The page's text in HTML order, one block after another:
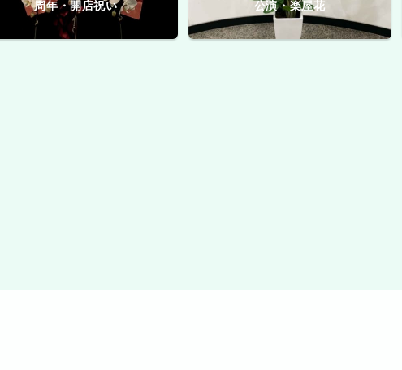
周年・開店祝い 公演・楽屋花